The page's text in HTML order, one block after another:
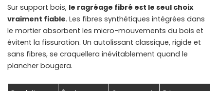
Sur support bois, le ragréage fibré est le seul choix
vraiment fiable. Les fibres synthétiques intégrées dans
le mortier absorbent les micro-mouvements du bois et
évitent la fissuration. Un autolissant classique, rigide et
sans fibres, se craquellera inévitablement quand le
plancher bougera.